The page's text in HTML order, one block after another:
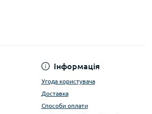
Інформація
Угода користувача
Доставка
Способи оплати